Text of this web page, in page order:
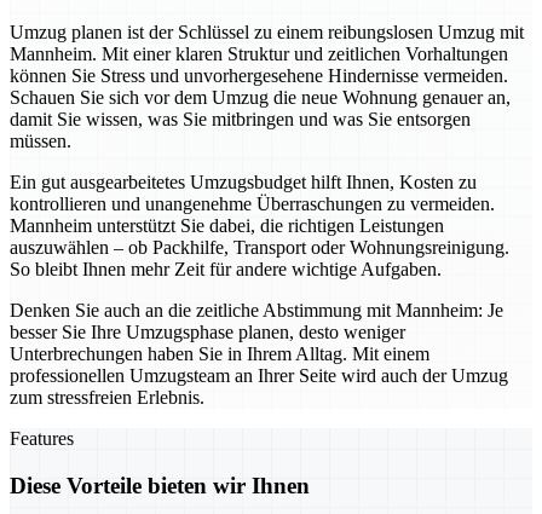
Umzug planen ist der Schlüssel zu einem reibungslosen Umzug mit
Mannheim. Mit einer klaren Struktur und zeitlichen Vorhaltungen
können Sie Stress und unvorhergesehene Hindernisse vermeiden.
Schauen Sie sich vor dem Umzug die neue Wohnung genauer an,
damit Sie wissen, was Sie mitbringen und was Sie entsorgen
müssen.
Ein gut ausgearbeitetes Umzugsbudget hilft Ihnen, Kosten zu
kontrollieren und unangenehme Überraschungen zu vermeiden.
Mannheim unterstützt Sie dabei, die richtigen Leistungen
auszuwählen – ob Packhilfe, Transport oder Wohnungsreinigung.
So bleibt Ihnen mehr Zeit für andere wichtige Aufgaben.
Denken Sie auch an die zeitliche Abstimmung mit Mannheim: Je
besser Sie Ihre Umzugsphase planen, desto weniger
Unterbrechungen haben Sie in Ihrem Alltag. Mit einem
professionellen Umzugsteam an Ihrer Seite wird auch der Umzug
zum stressfreien Erlebnis.
Features
Diese Vorteile bieten wir Ihnen